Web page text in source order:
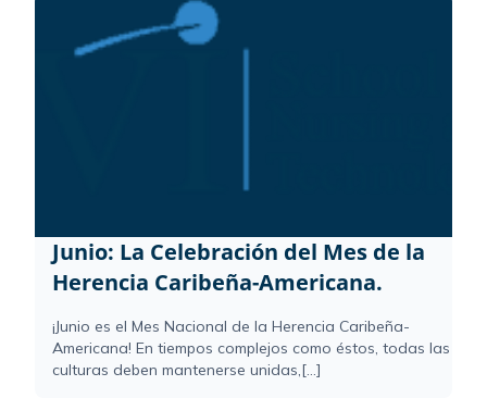
Junio: La Celebración del Mes de la
Herencia Caribeña-Americana.
¡Junio es el Mes Nacional de la Herencia Caribeña-
Americana! En tiempos complejos como éstos, todas las
culturas deben mantenerse unidas,[...]